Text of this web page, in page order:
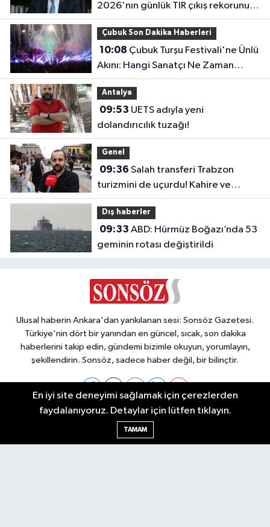
2026'nın günlük TIR çıkış rekorunu
kırdık"
Çubuk Son Dakika Haberleri
10:08
Akını: Hangi Sanatçı Ne Zaman
Çıkacak?
Antalya
09:53
dolandırıcılık tuzağı!
Genel
09:36
turizmini de uçurdu! Kahire ve
Tahran’dan direkt seferler başladı
Dış haberler
09:33
geminin rotası değiştirildi
Ulusal haberin Ankara'dan yankılanan sesi: Sonsöz Gazetesi.
Türkiye'nin dört bir yanından en güncel, sıcak, son dakika
haberlerini takip edin, gündemi bizimle okuyun, yorumlayın,
şekillendirin. Sonsöz, sadece haber değil, bir bilinçtir.
Ankara Nöbetçi Eczaneler
En iyi site deneyimi sağlamak için çerezlerden
faydalanıyoruz. Detaylar için lütfen tıklayın.
TAMAM